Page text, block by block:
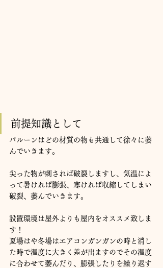
前提知識として
バルーンはどの材質の物も共通して徐々に萎
んでいきます。
尖った物が刺されば破裂しますし、気温によ
って暑ければ膨張、寒ければ収縮してしまい
破裂、萎んでいきます。
設置環境は屋外よりも屋内をオススメ致しま
す！
夏場はや冬場はエアコンガンガンの時と消し
た時で温度に大きく差が出ますのでその温度
に合わせて萎んだり、膨張したりを繰り返す